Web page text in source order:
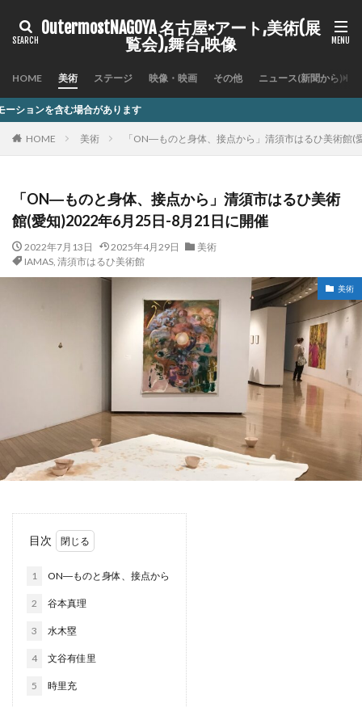
OutermostNAGOYA 名古屋×アート,美術(展
覧会),舞台,映像
HOME 美術 ステージ 映像・映画 その他 ニュース(新聞から)
ます
HOME 美術 「ON―ものと身体、接点から」清須市はるひ美術館
「ON―ものと身体、接点から」清須市はるひ美術
館(愛知)2022年6月25日-8月21日に開催
2022年7月13日 2025年4月29日
美術
IAMAS, 清須市はるひ美術館
美術
目次
1 ON―ものと身体、接点から
2 谷本真理
3 水木塁
4 文谷有佳里
5 時里充